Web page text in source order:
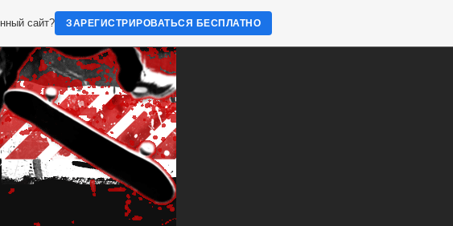
сайт? ЗАРЕГИСТРИРОВАТЬСЯ БЕСПЛАТНО